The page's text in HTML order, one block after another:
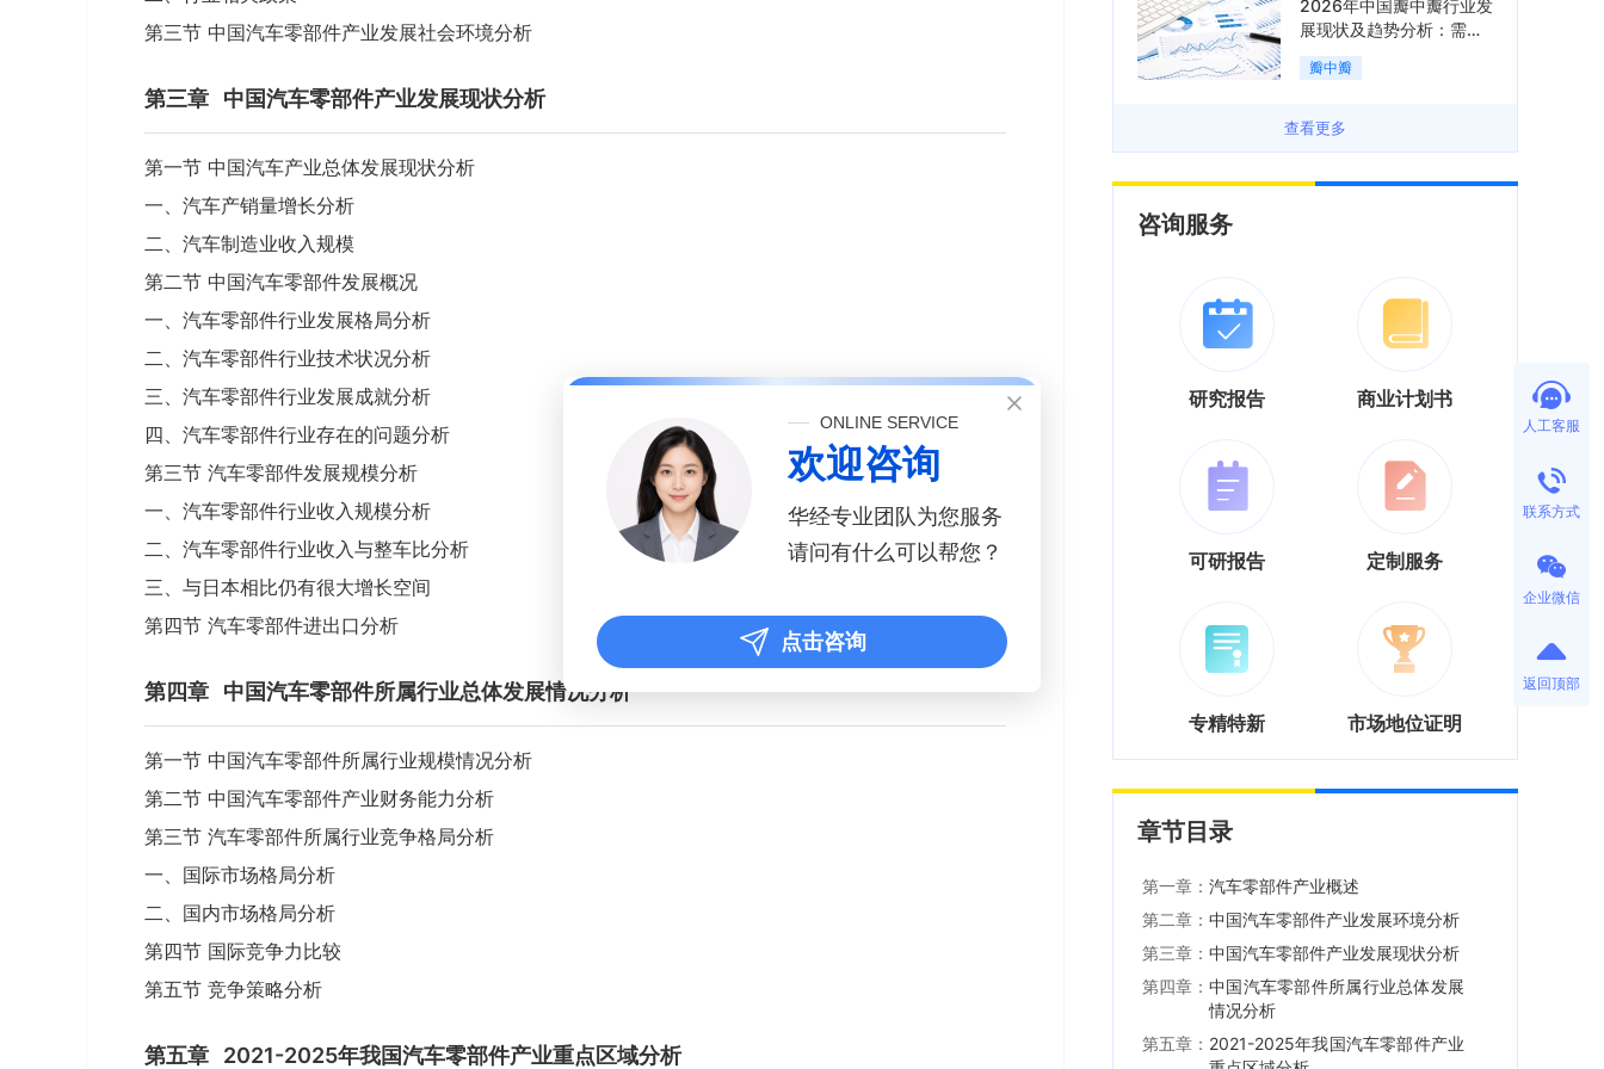
第三节 中国汽车零部件产业发展社会环境分析
第三章 中国汽车零部件产业发展现状分析
第一节 中国汽车产业总体发展现状分析
一、汽车产销量增长分析
二、汽车制造业收入规模
第二节 中国汽车零部件发展概况
一、汽车零部件行业发展格局分析
二、汽车零部件行业技术状况分析
三、汽车零部件行业发展成就分析
四、汽车零部件行业存在的问题分析
第三节 汽车零部件发展规模分析
一、汽车零部件行业收入规模分析
二、汽车零部件行业收入与整车比分析
三、与日本相比仍有很大增长空间
第四节 汽车零部件进出口分析
第四章 中国汽车零部件所属行业总体发展情况分析
第一节 中国汽车零部件所属行业规模情况分析
第二节 中国汽车零部件产业财务能力分析
第三节 汽车零部件所属行业竞争格局分析
一、国际市场格局分析
二、国内市场格局分析
第四节 国际竞争力比较
第五节 竞争策略分析
第五章 2021-2025年我国汽车零部件产业重点区域分析
2026年中国瓣中瓣行业发
展现状及趋势分析：需求
可持续释放，市场发展前
景良好「图」
瓣中瓣
查看更多
咨询服务
研究报告 商业计划书
可研报告 定制服务
专精特新 市场地位证明
章节目录
第一章： 汽车零部件产业概述
第二章： 中国汽车零部件产业发展环境分析
第三章： 中国汽车零部件产业发展现状分析
第四章： 中国汽车零部件所属行业总体发展
情况分析
第五章： 2021-2025年我国汽车零部件产业
人工客服
联系方式
企业微信
返回顶部
ONLINE SERVICE
欢迎咨询
华经专业团队为您服务
请问有什么可以帮您？
点击咨询